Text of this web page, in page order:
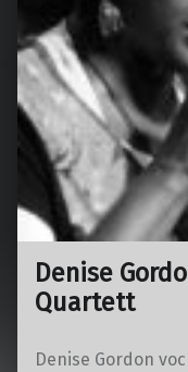
Denise
Quartett
Denise Gordon